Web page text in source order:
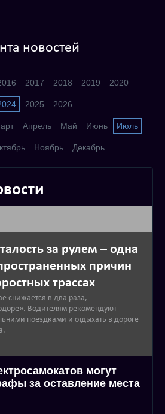
новостей
2017 2018 2019 2020
2025 2026
Апрель Май Июнь Июль
Ноябрь Декабрь
за рулем – одна
причин
трассах
снижается в два раза,
Водителям рекомендуют
поездками и отдыхать в дороге
могут
за оставление места